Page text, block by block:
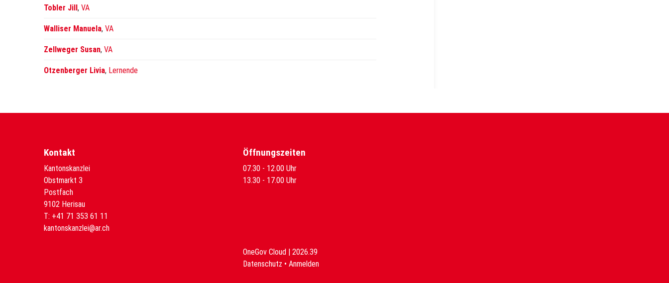
Tobler Jill , VA
Walliser Manuela, VA
Zellweger Susan, VA
Otzenberger Livia, Lernende
Kontakt
Kantonskanzlei
Obstmarkt 3
Postfach
9102 Herisau
T: +41 71 353 61 11
kantonskanzlei@ar.ch
Öffnungszeiten
07.30 - 12.00 Uhr
13.30 - 17.00 Uhr
OneGov Cloud (External Link)
2026.39
Datenschutz (External Link)
Anmelden